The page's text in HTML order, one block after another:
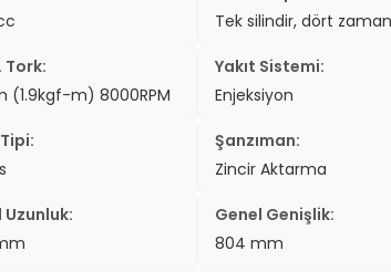
Tek silindir, dört
Tork:
(1.9kgf-m) 8000RPM
Yakıt Sistemi:
Enjeksiyon
Şanzıman:
Zincir Aktarma
Uzunluk:
Genel Genişlik:
804 mm